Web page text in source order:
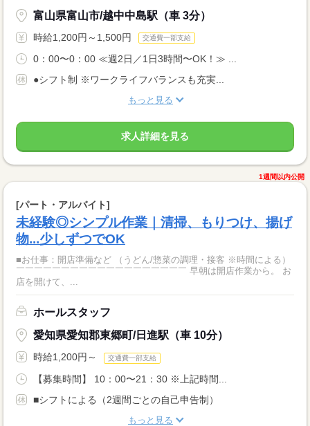
富山県富山市/越中中島駅（車 3分）
時給1,200円～1,500円 交通費一部支給
0：00〜0：00 ≪週2日／1日3時間〜OK！≫ ...
●シフト制 ※ワークライフバランスも充実...
もっと見る
求人詳細を見る
1週間以内公開
[パート・アルバイト]
未経験◎シンプル作業｜清掃、もりつけ、揚げ
物...少しずつでOK
■お仕事：開店準備など （うどん/惣菜の調理・接客 ※時間による）
￣￣￣￣￣￣￣￣￣￣￣￣￣￣￣￣￣￣￣ 早朝は開店作業から。 お
店を開けて、...
ホールスタッフ
愛知県愛知郡東郷町/日進駅（車 10分）
時給1,200円～ 交通費一部支給
【募集時間】 10：00〜21：30 ※上記時間...
■シフトによる（2週間ごとの自己申告制）
もっと見る